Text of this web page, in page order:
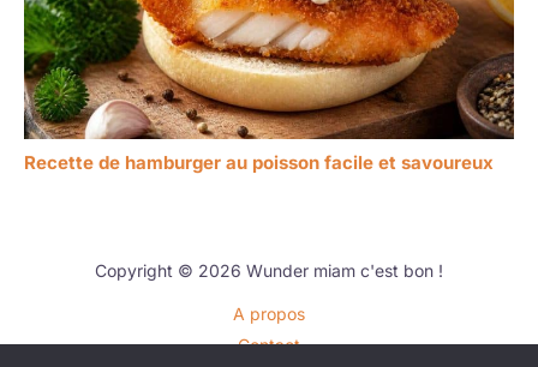
Recette de hamburger au poisson facile et savoureux
Copyright © 2026 Wunder miam c'est bon !
A propos
Contact